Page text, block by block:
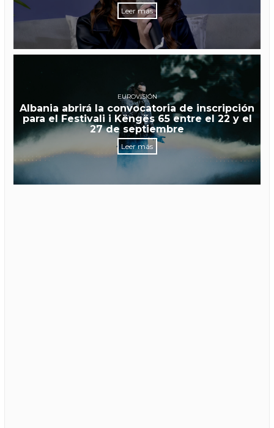
Leer más
EUROVISIÓN
Albania abrirá la convocatoria de inscripción
para el Festivali i Këngës 65 entre el 22 y el
27 de septiembre
Leer más